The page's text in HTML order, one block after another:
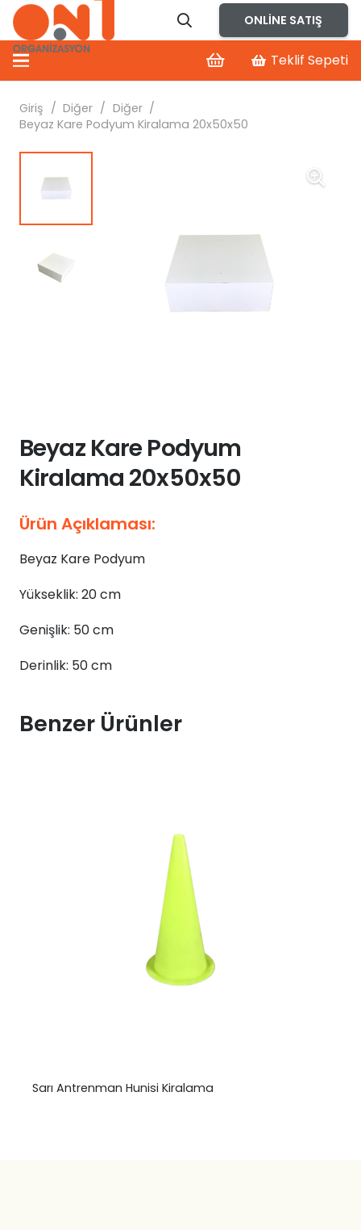
ONLINE SATIŞ
Teklif Sepeti
Giriş / Diğer / Diğer /
Beyaz Kare Podyum Kiralama 20x50x50
Beyaz Kare Podyum
Kiralama 20x50x50
Ürün Açıklaması:
Beyaz Kare Podyum
Yükseklik: 20 cm
Genişlik: 50 cm
Derinlik: 50 cm
Benzer Ürünler
Sarı Antrenman Hunisi Kiralama